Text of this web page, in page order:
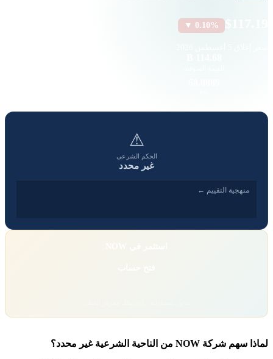
▼ 0.10%
⚠
الحكم الشرعي
غير محدد
منهجية التقييم ←
لماذا سهم شركة NOW من الناحية الشرعية غير محدد؟